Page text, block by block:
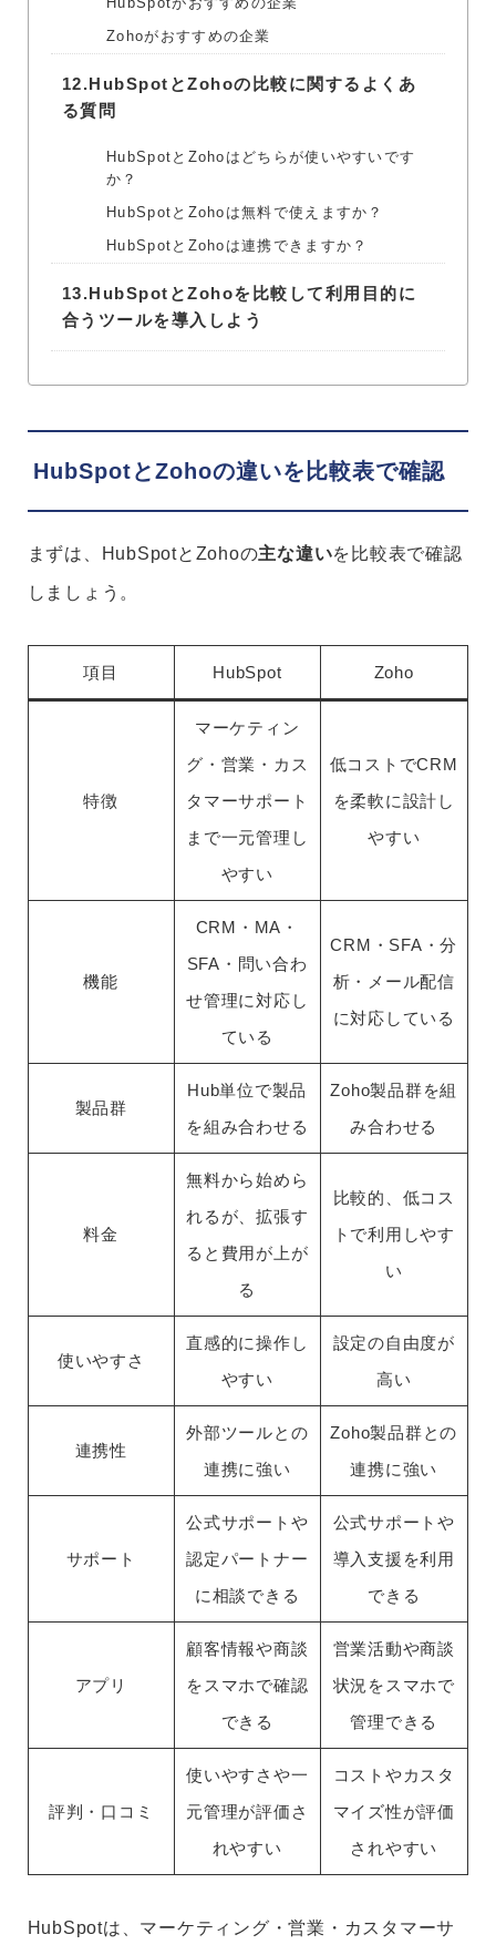
Zohoがおすすめの企業
12.HubSpotとZohoの比較に関するよくあ
る質問
HubSpotとZohoはどちらが使いやすいです
か？
HubSpotとZohoは無料で使えますか？
HubSpotとZohoは連携できますか？
13.HubSpotとZohoを比較して利用目的に
合うツールを導入しよう
HubSpotとZohoの違いを比較表で確認
まずは、HubSpotとZohoの主な違いを比較表で確認
しましょう。
項目 HubSpot Zoho
特徴
マーケティン
グ・営業・カス
タマーサポート
まで一元管理し
やすい
低コストでCRM
を柔軟に設計し
やすい
機能
CRM・MA・
SFA・問い合わ
せ管理に対応し
ている
CRM・SFA・分
析・メール配信
に対応している
製品群
Hub単位で製品
を組み合わせる
Zoho製品群を組
み合わせる
料金
無料から始めら
れるが、拡張す
ると費用が上が
る
比較的、低コス
トで利用しやす
い
使いやすさ
直感的に操作し
やすい
設定の自由度が
高い
連携性
外部ツールとの
連携に強い
Zoho製品群との
連携に強い
サポート
公式サポートや
認定パートナー
に相談できる
公式サポートや
導入支援を利用
できる
アプリ
顧客情報や商談
をスマホで確認
できる
営業活動や商談
状況をスマホで
管理できる
評判・口コミ
使いやすさや一
元管理が評価さ
れやすい
コストやカスタ
マイズ性が評価
されやすい
HubSpotは、マーケティング・営業・カスタマーサ